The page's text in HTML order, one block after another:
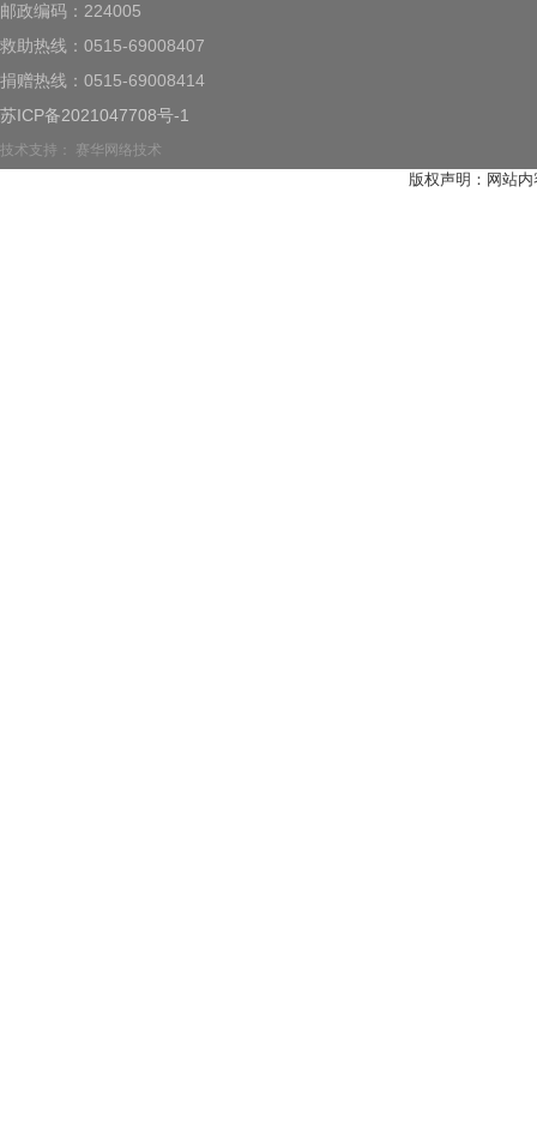
邮政编码：224005
救助热线：0515-69008407
捐赠热线：0515-69008414
苏ICP备2021047708号-1
技术支持： 赛华网络技术
版权声明：网站